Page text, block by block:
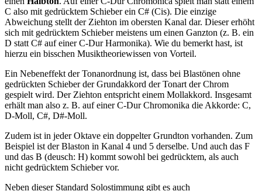
C also mit gedrücktem Schieber ein C# (Cis). Die einzige
Abweichung stellt der Ziehton im obersten Kanal dar. Dieser erhöht
sich mit gedrücktem Schieber meistens um einen Ganzton (z. B. ein
D statt C# auf einer C-Dur Harmonika). Wie du bemerkt hast, ist
hierzu ein bisschen Musiktheoriewissen von Vorteil.
Ein Nebeneffekt der Tonanordnung ist, dass bei Blastönen ohne
gedrückten Schieber der Grundakkord der Tonart der Chrom
gespielt wird. Der Ziehton entspricht einem Mollakkord. Insgesamt
erhält man also z. B. auf einer C-Dur Chromonika die Akkorde: C,
D-Moll, C#, D#-Moll.
Zudem ist in jeder Oktave ein doppelter Grundton vorhanden. Zum
Beispiel ist der Blaston in Kanal 4 und 5 derselbe. Und auch das F
und das B (deusch: H) kommt sowohl bei gedrücktem, als auch
nicht gedrücktem Schieber vor.
Neben dieser Standard Solostimmung gibt es auch